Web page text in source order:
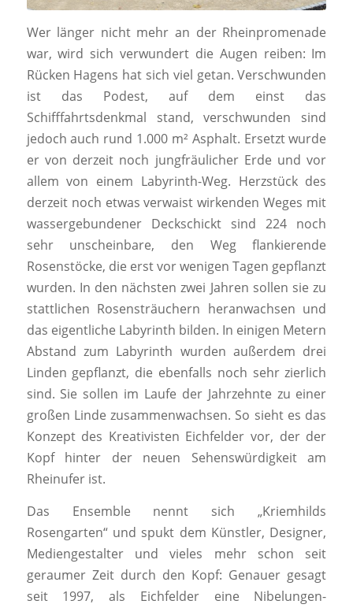
Wer länger nicht mehr an der Rheinpromenade
war, wird sich verwundert die Augen reiben: Im
Rücken Hagens hat sich viel getan. Verschwunden
ist das Podest, auf dem einst das
Schifffahrtsdenkmal stand, verschwunden sind
jedoch auch rund 1.000 m² Asphalt. Ersetzt wurde
er von derzeit noch jungfräulicher Erde und vor
allem von einem Labyrinth-Weg. Herzstück des
derzeit noch etwas verwaist wirkenden Weges mit
wassergebundener Deckschickt sind 224 noch
sehr unscheinbare, den Weg flankierende
Rosenstöcke, die erst vor wenigen Tagen gepflanzt
wurden. In den nächsten zwei Jahren sollen sie zu
stattlichen Rosensträuchern heranwachsen und
das eigentliche Labyrinth bilden. In einigen Metern
Abstand zum Labyrinth wurden außerdem drei
Linden gepflanzt, die ebenfalls noch sehr zierlich
sind. Sie sollen im Laufe der Jahrzehnte zu einer
großen Linde zusammenwachsen. So sieht es das
Konzept des Kreativisten Eichfelder vor, der der
Kopf hinter der neuen Sehenswürdigkeit am
Rheinufer ist.
Das Ensemble nennt sich „Kriemhilds
Rosengarten“ und spukt dem Künstler, Designer,
Mediengestalter und vieles mehr schon seit
geraumer Zeit durch den Kopf: Genauer gesagt
seit 1997, als Eichfelder eine Nibelungen-